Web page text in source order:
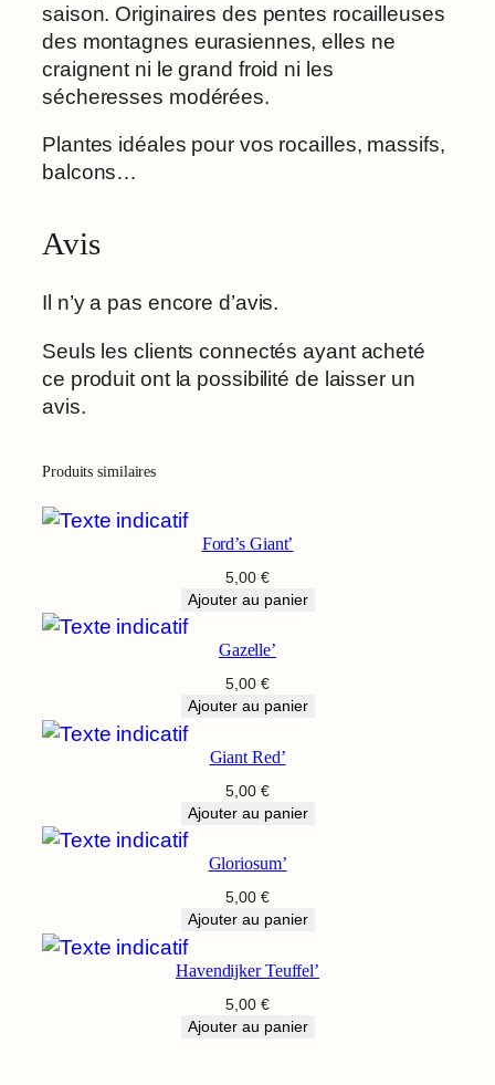
saison. Originaires des pentes rocailleuses
des montagnes eurasiennes, elles ne
craignent ni le grand froid ni les
sécheresses modérées.
Plantes idéales pour vos rocailles, massifs,
balcons…
Avis
Il n’y a pas encore d’avis.
Seuls les clients connectés ayant acheté
ce produit ont la possibilité de laisser un
avis.
Produits similaires
Ford’s Giant’
5,00 €
Ajouter au panier
Gazelle’
5,00 €
Ajouter au panier
Giant Red’
5,00 €
Ajouter au panier
Gloriosum’
5,00 €
Ajouter au panier
Havendijker Teuffel’
5,00 €
Ajouter au panier